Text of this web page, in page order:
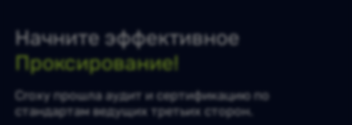
Начните эффективное
Проксирование!
Croxy прошла аудит и сертификацию по
стандартам ведущих третьих сторон.